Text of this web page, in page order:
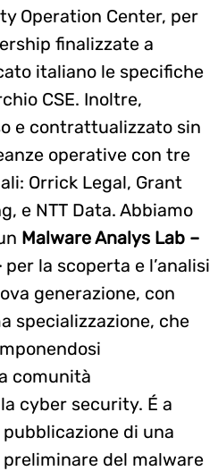
Operation Center, per
finalizzate a
italiano le specifiche
CSE. Inoltre,
e contrattualizzato sin
operative con tre
Orrick Legal, Grant
e NTT Data. Abbiamo
Malware Analys Lab –
per la scoperta e l’analisi
generazione, con
specializzazione, che
comunità
cyber security. É a
di una
del malware